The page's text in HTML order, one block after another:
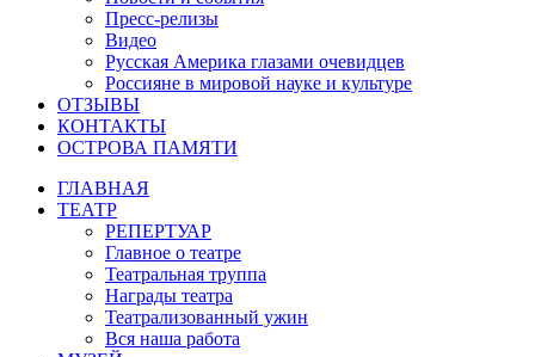
Пресс-релизы
Видео
Русская Америка глазами очевидцев
Россияне в мировой науке и культуре
ОТЗЫВЫ
КОНТАКТЫ
ОСТРОВА ПАМЯТИ
ГЛАВНАЯ
ТЕАТР
РЕПЕРТУАР
Главное о театре
Театральная труппа
Награды театра
Театрализованный ужин
Вся наша работа